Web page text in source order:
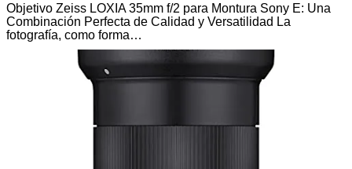
Objetivo Zeiss LOXIA 35mm f/2 para Montura Sony E: Una
Combinación Perfecta de Calidad y Versatilidad La
fotografía, como forma…